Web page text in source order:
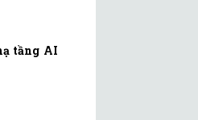
tầng AI